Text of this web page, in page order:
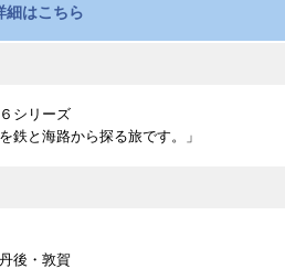
細はこちら
シリーズ
鉄と海路から探る旅です。」
後・敦賀